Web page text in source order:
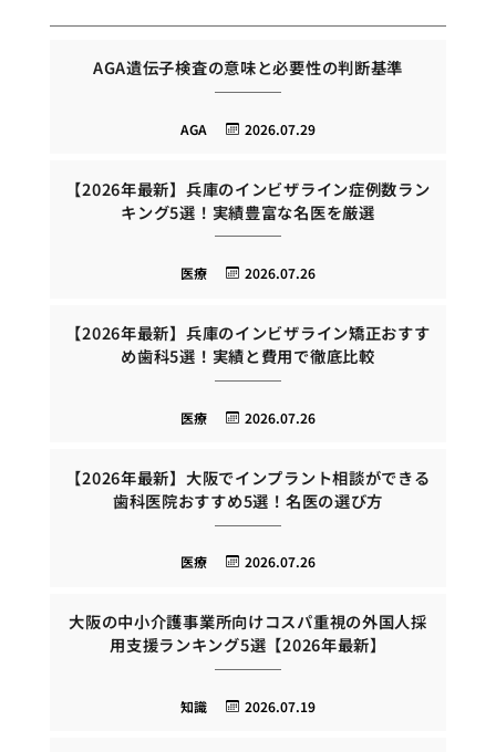
AGA遺伝子検査の意味と必要性の判断基準
2026.07.29
AGA
【2026年最新】兵庫のインビザライン症例数ラン
キング5選！実績豊富な名医を厳選
2026.07.26
医療
【2026年最新】兵庫のインビザライン矯正おすす
め歯科5選！実績と費用で徹底比較
2026.07.26
医療
【2026年最新】大阪でインプラント相談ができる
歯科医院おすすめ5選！名医の選び方
2026.07.26
医療
大阪の中小介護事業所向けコスパ重視の外国人採
用支援ランキング5選【2026年最新】
2026.07.19
知識